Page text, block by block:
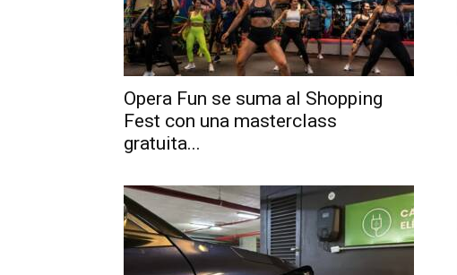
Opera Fun se suma al Shopping
Fest con una masterclass
gratuita...